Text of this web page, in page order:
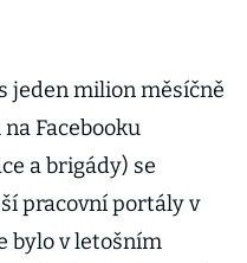
jeden milion měsíčně
Facebooku
a brigády) se
pracovní portály v
bylo v letošním